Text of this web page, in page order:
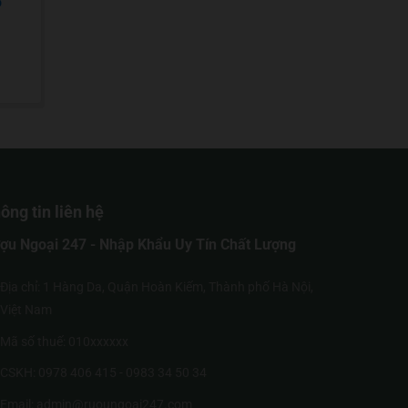
tin liên hệ
Ngoại 247 - Nhập Khẩu Uy Tín Chất Lượng